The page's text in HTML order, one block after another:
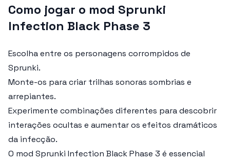
Como jogar o mod Sprunki
Infection Black Phase 3
Escolha entre os personagens corrompidos de
Sprunki.
Monte-os para criar trilhas sonoras sombrias e
arrepiantes.
Experimente combinações diferentes para descobrir
interações ocultas e aumentar os efeitos dramáticos
da infecção.
O mod Sprunki Infection Black Phase 3 é essencial